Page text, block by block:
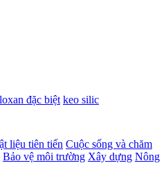
đặc biệt keo silic
liệu tiên tiến Cuộc sống và chăm
Bảo vệ môi trường Xây dựng Nông